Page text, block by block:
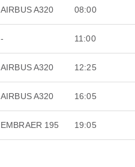
AIRBUS A320 08:00
- 11:00
AIRBUS A320 12:25
AIRBUS A320 16:05
EMBRAER 195 19:05